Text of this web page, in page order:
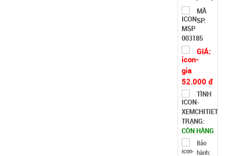
52.000 đ
TÌNH
TRẠNG:
CÒN HÀNG
Test
hàng